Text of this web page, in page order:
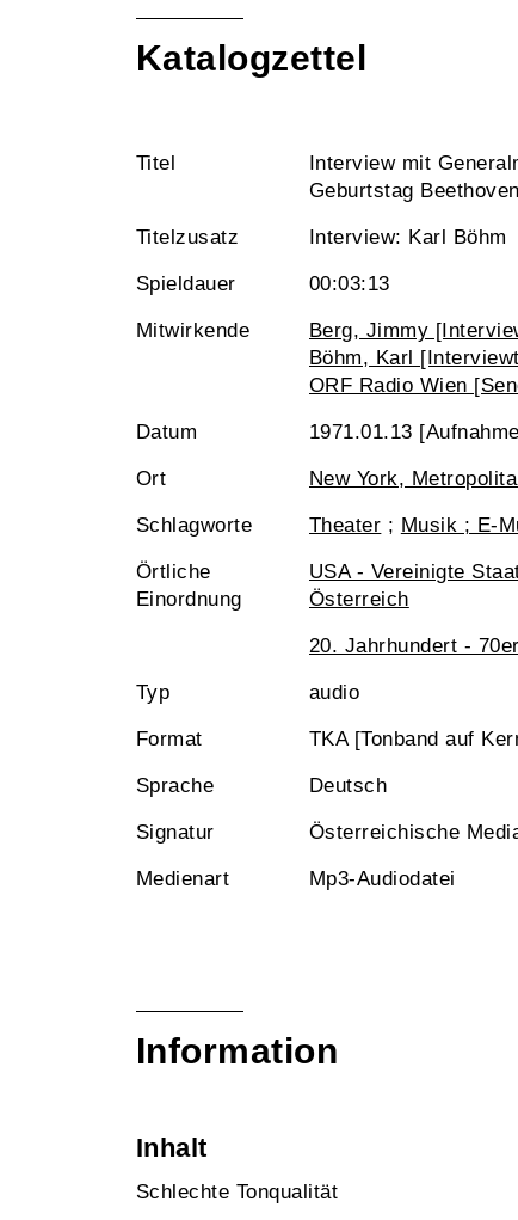
Katalogzettel
Titel
Interview mit
Geburtstag
Titelzusatz Interview: Karl Böhm
Spieldauer 00:03:13
Mitwirkende Berg, Jimmy
Böhm, Karl
ORF Radio Wien
Datum 1971.01.13
Ort New York,
Schlagworte Theater ; Musik ; E-
Örtliche
Einordnung
USA - Vereinigte
Österreich
20. Jahrhundert -
Typ audio
Format TKA [Tonband auf
Sprache Deutsch
Signatur Österreichische
Medienart Mp3-Audiodatei
Information
Inhalt
Schlechte Tonqualität